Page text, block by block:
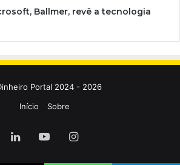
Ballmer, revê a tecnologia
Portal 2024 - 2026
Início
Sobre
LinkedinYouTubeInstagram